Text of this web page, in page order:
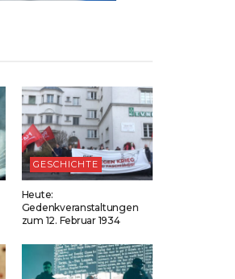
GESCHICHTE
Heute:
Gedenkveranstaltungen
zum 12. Februar 1934